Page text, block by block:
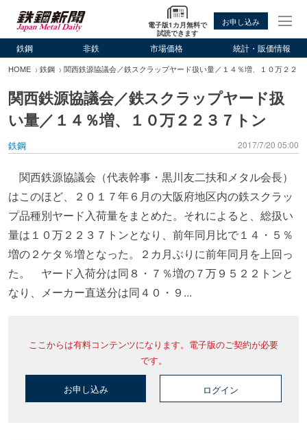
電子版1カ月無料で
試読できます
お申し込み
鉄鋼 非鉄 市場価格 統計・販価情報
HOME 鉄鋼 関西鉄源協議会／鉄スクラップヤード扱い量／１４％増、１０万２２
関西鉄源協議会／鉄スクラップヤード扱
い量／１４％増、１０万２２３７トン
鉄鋼 2017/7/20 05:00
関西鉄源協議会（代表幹事・黒川友二扶和メタル会長）
はこのほど、２０１７年６月の大阪府地区内の鉄スクラッ
プ品種別ヤード入荷量をまとめた。それによると、総扱い
量は１０万２２３７トンとなり、前年同月比で１４・５％
増の２ケタ％増となった。２カ月ぶりに前年同月を上回っ
た。 ヤード入荷分は同８・７％増の７万９５２２トンと
なり、メーカー直送分は同４０・９...
ここからは有料コンテンツになります。電子版のご契約が必要
です。
お申し込み ログイン